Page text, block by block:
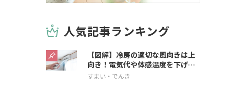
人気記事ランキング
【図解】冷房の適切な風向きは上
向き！電気代や体感温度を下げる
方法を解説
すまい・でんき